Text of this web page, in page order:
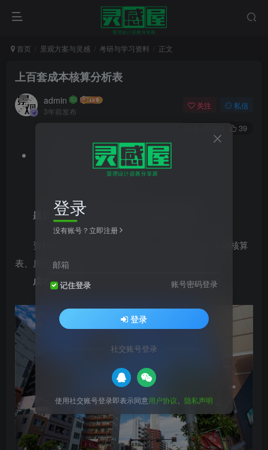
首页 景观方案与灵感 考研与学习资料 正文
上百套成本核算分析表
admin
3年前发布
关注 私信
39
文件格式：zip
题目：【一键下载】113套成本核算分析表
资料包含建筑工程成本分析表、机器加工成本自动核算
表、房地产开发企业成本核算明细表、工业企业
成本核算表等内容，供造价人员使用，推荐下载
登录
没有账号？立即注册
邮箱
记住登录 账号密码登录
登录
社交账号登录
使用社交账号登录即表示同意用户协议 隐私声明